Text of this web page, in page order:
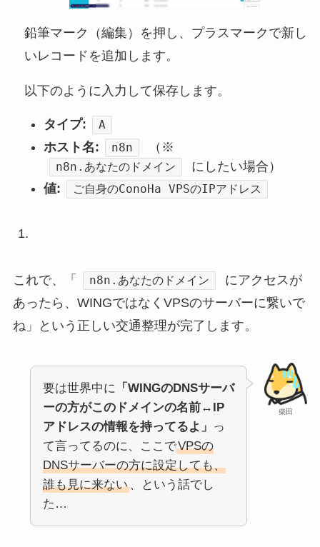
鉛筆マーク（編集）を押し、プラスマークで新し
いレコードを追加します。
以下のように入力して保存します。
タイプ: A
ホスト名: n8n （※
n8n.あなたのドメイン
にしたい場合）
値:
ご自身のConoHa VPSのIPアドレス
これで、「 n8n.あなたのドメイン
にアクセスが
あったら、WINGではなくVPSのサーバーに繋いで
ね」という正しい交通整理が完了します。
柴田
要は世界中に 「WINGのDNSサーバ
ーの方がこのドメインの名前↔IP
アドレスの情報を持ってるよ」 っ
て言ってるのに、ここでVPSの
DNSサーバーの方に設定しても、
誰も見に来ない、という話でし
た…